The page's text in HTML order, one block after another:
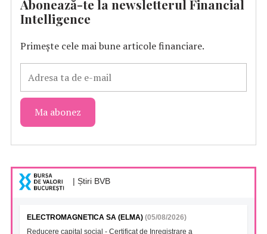
Abonează-te la newsletterul Financial
Intelligence
Primește cele mai bune articole financiare.
| Știri BVB
ELECTROMAGNETICA SA (ELMA) (05/08/2026)
Reducere capital social - Certificat de Inregistrare a